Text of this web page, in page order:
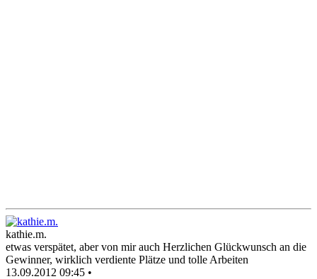
kathie.m.
etwas verspätet, aber von mir auch Herzlichen Glückwunsch an die
Gewinner, wirklich verdiente Plätze und tolle Arbeiten
13.09.2012 09:45 •